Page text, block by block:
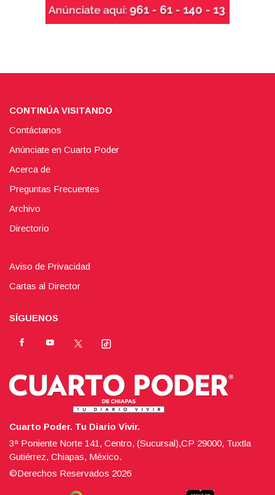
CONTINÚA VISITANDO
Contáctanos
Anúnciate en Cuarto Poder
Acerca de
Preguntas Frecuentes
Archivo
Directorio
Aviso de Privacidad
Cartas al Director
SÍGUENOS
Cuarto Poder. Tu Diario Vivir.
3ª Poniente Norte 141, Centro, (Sucursal),CP 29000, Tuxtla
Gutiérrez, Chiapas, México.
©Derechos Reservados 2026